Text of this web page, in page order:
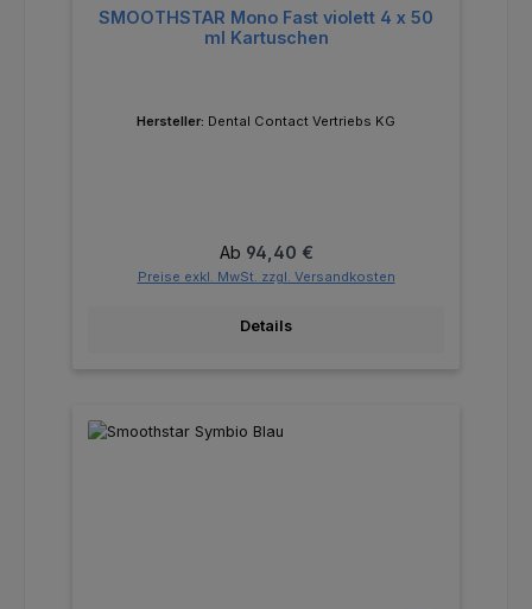
SMOOTHSTAR Mono Fast violett 4 x 50
ml Kartuschen
Hersteller: Dental Contact Vertriebs KG
Regulärer Preis:
Ab 94,40 €
Preise exkl. MwSt. zzgl. Versandkosten
Details